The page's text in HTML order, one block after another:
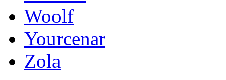
Woolf
Yourcenar
Zola